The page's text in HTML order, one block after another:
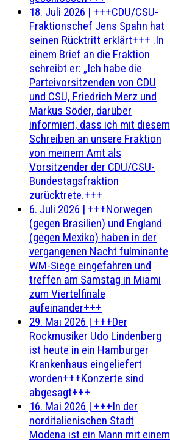
18. Juli 2026 | +++CDU/CSU-
Fraktionschef Jens Spahn hat
seinen Rücktritt erklärt+++ .In
einem Brief an die Fraktion
schreibt er: „Ich habe die
Parteivorsitzenden von CDU
und CSU, Friedrich Merz und
Markus Söder, darüber
informiert, dass ich mit diesem
Schreiben an unsere Fraktion
von meinem Amt als
Vorsitzender der CDU/CSU-
Bundestagsfraktion
zurücktrete.+++
6. Juli 2026 | +++Norwegen
(gegen Brasilien) und England
(gegen Mexiko) haben in der
vergangenen Nacht fulminante
WM-Siege eingefahren und
treffen am Samstag in Miami
zum Viertelfinale
aufeinander+++
29. Mai 2026 | +++Der
Rockmusiker Udo Lindenberg
ist heute in ein Hamburger
Krankenhaus eingeliefert
worden+++Konzerte sind
abgesagt+++
16. Mai 2026 | +++In der
norditalienischen Stadt
Modena ist ein Mann mit einem